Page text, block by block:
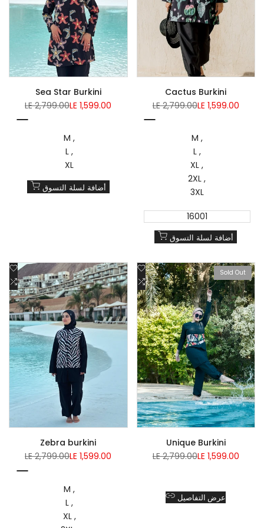
Sea Star Burkini
Regular
price
LE 2,799.00Sale
price
LE 1,599.00
M
L
XL
Cactus Burkini
Regular
price
LE 2,799.00Sale
price
LE 1,599.00
M
L
XL
2XL
3XL
16001
Add
to
Wishlist
Add
to
Compare
Zebra burkini
Regular
price
LE 2,799.00Sale
price
LE 1,599.00
M
L
XL
Sold Out
Add
to
Wishlist
Add
to
Compare
Unique Burkini
Regular
price
LE 2,799.00Sale
price
LE 1,599.00
عرض التفاصيل